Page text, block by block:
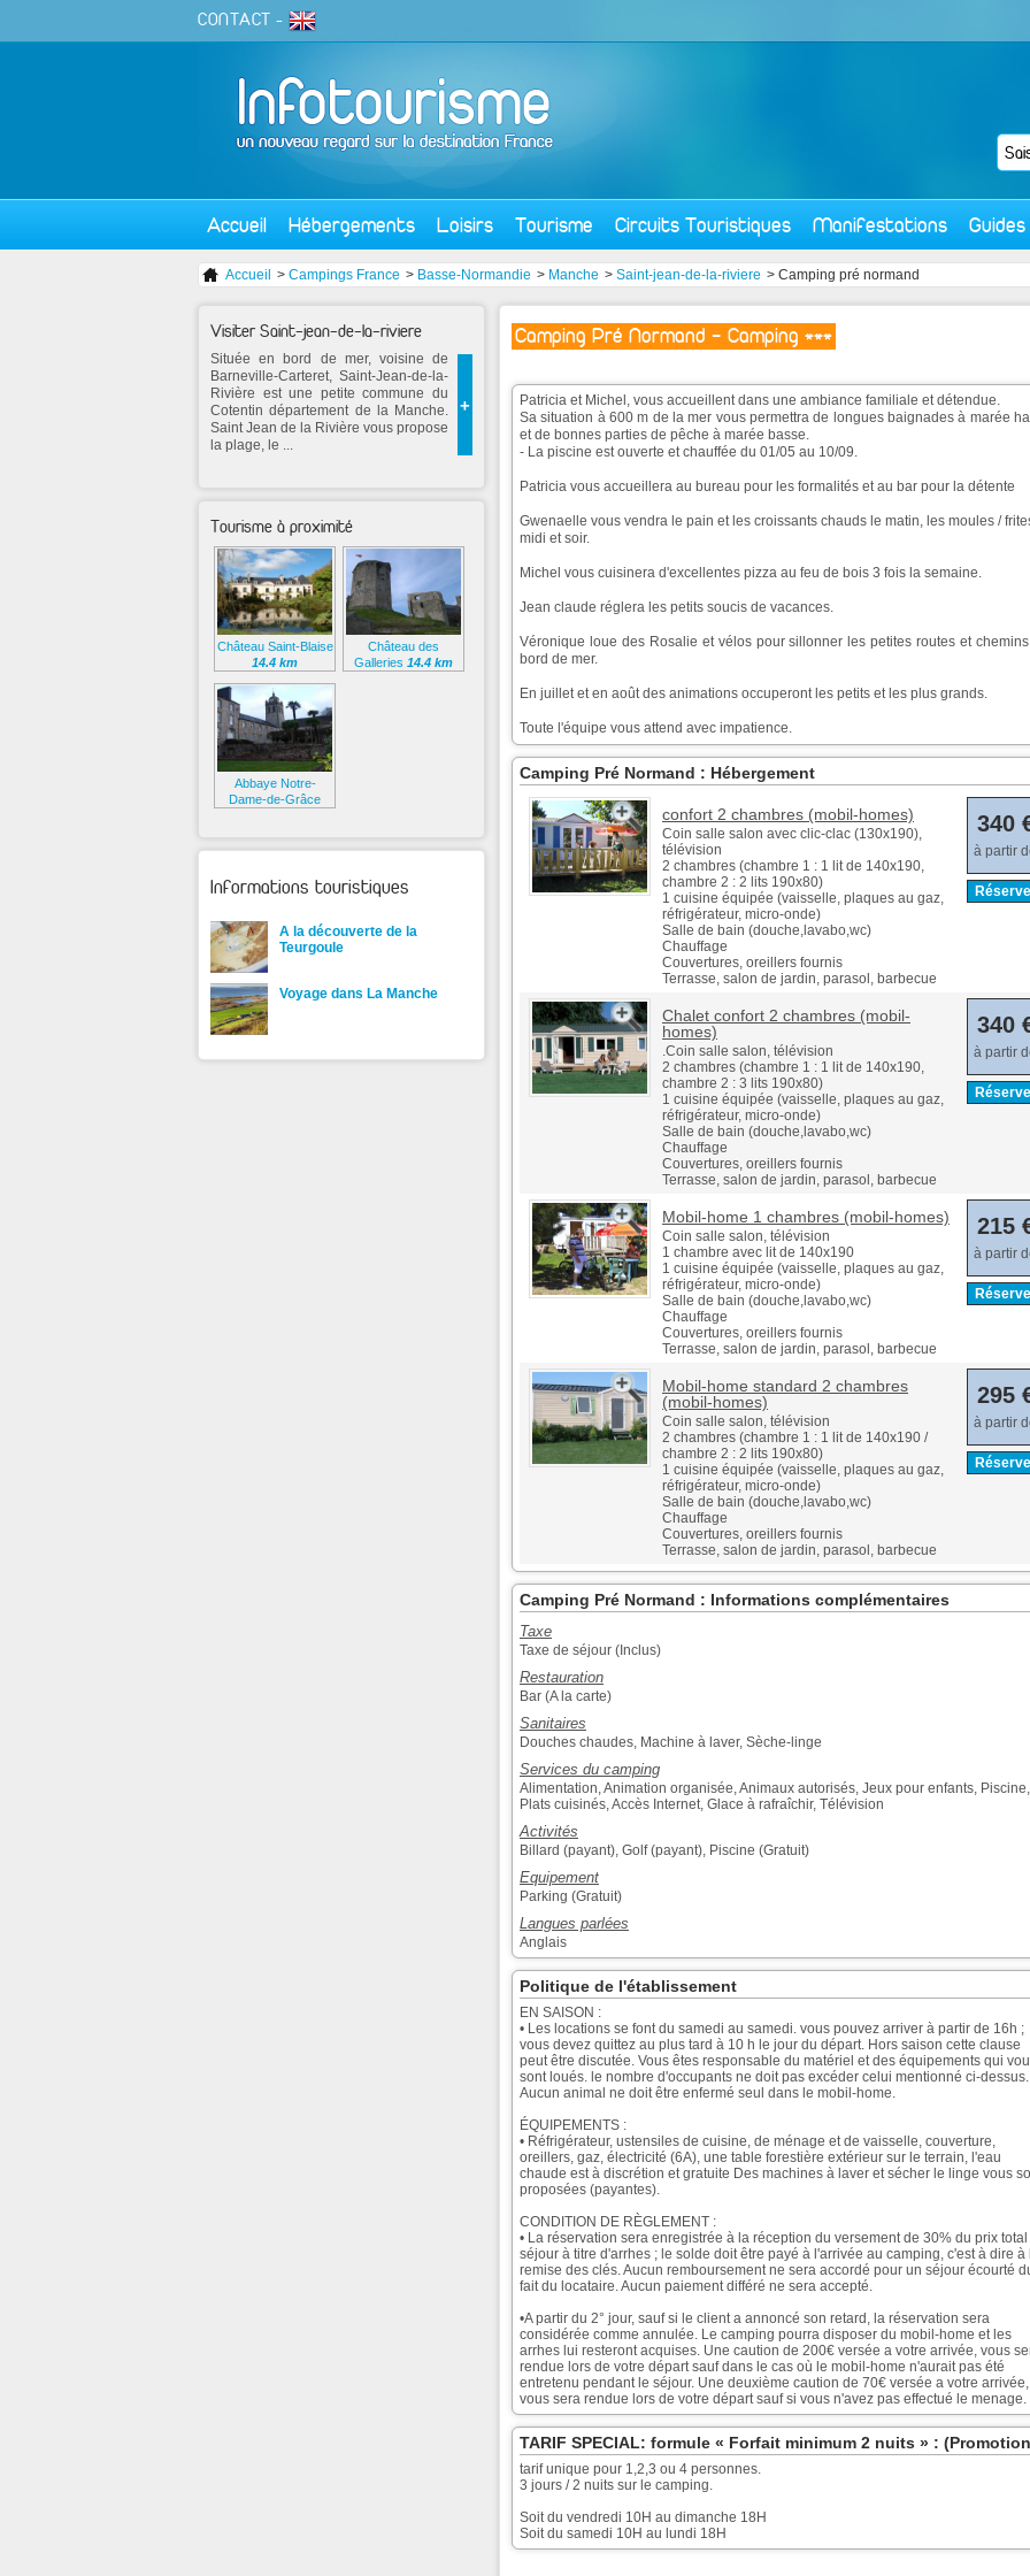
CONTACT -
Accueil Hébergements Loisirs Tourisme Circuits Touristiques Manifestations Guides
Accueil > Campings France > Basse-Normandie > Manche > Saint-jean-de-la-riviere > Camping pré normand
Camping Pré Normand - Camping ***
Patricia et Michel, vous accueillent dans une ambiance familiale et détendue.
Sa situation à 600 m de la mer vous permettra de longues baignades à marée
et de bonnes parties de pêche à marée basse.
- La piscine est ouverte et chauffée du 01/05 au 10/09.
Patricia vous accueillera au bureau pour les formalités et au bar pour la détente
Gwenaelle vous vendra le pain et les croissants chauds le matin, les moules /
midi et soir.
Michel vous cuisinera d'excellentes pizza au feu de bois 3 fois la semaine.
Jean claude réglera les petits soucis de vacances.
Véronique loue des Rosalie et vélos pour sillonner les petites routes et
bord de mer.
En juillet et en août des animations occuperont les petits et les plus grands.
Toute l'équipe vous attend avec impatience.
Camping Pré Normand : Hébergement
confort 2 chambres (mobil-homes)
Coin salle salon avec clic-clac (130x190),
télévision
2 chambres (chambre 1 : 1 lit de 140x190,
chambre 2 : 2 lits 190x80)
1 cuisine équipée (vaisselle, plaques au gaz,
réfrigérateur, micro-onde)
Salle de bain (douche,lavabo,wc)
Chauffage
Couvertures, oreillers fournis
Terrasse, salon de jardin, parasol, barbecue
340
à partir
Chalet confort 2 chambres (mobil-
homes)
.Coin salle salon, télévision
2 chambres (chambre 1 : 1 lit de 140x190,
chambre 2 : 3 lits 190x80)
1 cuisine équipée (vaisselle, plaques au gaz,
réfrigérateur, micro-onde)
Salle de bain (douche,lavabo,wc)
Chauffage
Couvertures, oreillers fournis
Terrasse, salon de jardin, parasol, barbecue
340
à partir
Mobil-home 1 chambres (mobil-homes)
Coin salle salon, télévision
1 chambre avec lit de 140x190
1 cuisine équipée (vaisselle, plaques au gaz,
réfrigérateur, micro-onde)
Salle de bain (douche,lavabo,wc)
Chauffage
Couvertures, oreillers fournis
Terrasse, salon de jardin, parasol, barbecue
215
à partir
Mobil-home standard 2 chambres
(mobil-homes)
Coin salle salon, télévision
2 chambres (chambre 1 : 1 lit de 140x190 /
chambre 2 : 2 lits 190x80)
1 cuisine équipée (vaisselle, plaques au gaz,
réfrigérateur, micro-onde)
Salle de bain (douche,lavabo,wc)
Chauffage
Couvertures, oreillers fournis
Terrasse, salon de jardin, parasol, barbecue
295
à partir
Camping Pré Normand : Informations complémentaires
Taxe
Taxe de séjour (Inclus)
Restauration
Bar (A la carte)
Sanitaires
Douches chaudes, Machine à laver, Sèche-linge
Services du camping
Alimentation, Animation organisée, Animaux autorisés, Jeux pour enfants, Piscine,
Plats cuisinés, Accès Internet, Glace à rafraîchir, Télévision
Activités
Billard (payant), Golf (payant), Piscine (Gratuit)
Equipement
Parking (Gratuit)
Langues parlées
Anglais
Politique de l'établissement
EN SAISON :
• Les locations se font du samedi au samedi. vous pouvez arriver à partir de 16h ;
vous devez quittez au plus tard à 10 h le jour du départ. Hors saison cette clause
peut être discutée. Vous êtes responsable du matériel et des équipements qui
sont loués. le nombre d'occupants ne doit pas excéder celui mentionné ci-dessus.
Aucun animal ne doit être enfermé seul dans le mobil-home.
ÉQUIPEMENTS :
• Réfrigérateur, ustensiles de cuisine, de ménage et de vaisselle, couverture,
oreillers, gaz, électricité (6A), une table forestière extérieur sur le terrain, l'eau
chaude est à discrétion et gratuite Des machines à laver et sécher le linge vous
proposées (payantes).
CONDITION DE RÈGLEMENT :
• La réservation sera enregistrée à la réception du versement de 30% du prix total
séjour à titre d'arrhes ; le solde doit être payé à l'arrivée au camping, c'est à dire à
remise des clés. Aucun remboursement ne sera accordé pour un séjour écourté
fait du locataire. Aucun paiement différé ne sera accepté.
•A partir du 2° jour, sauf si le client a annoncé son retard, la réservation sera
considérée comme annulée. Le camping pourra disposer du mobil-home et les
arrhes lui resteront acquises. Une caution de 200€ versée a votre arrivée, vous
rendue lors de votre départ sauf dans le cas où le mobil-home n'aurait pas été
entretenu pendant le séjour. Une deuxième caution de 70€ versée a votre arrivée,
vous sera rendue lors de votre départ sauf si vous n'avez pas effectué le menage.
TARIF SPECIAL: formule « Forfait minimum 2 nuits » :
tarif unique pour 1,2,3 ou 4 personnes.
3 jours / 2 nuits sur le camping.
Soit du vendredi 10H au dimanche 18H
Soit du samedi 10H au lundi 18H
Visiter Saint-jean-de-la-riviere
+
Située en bord de mer, voisine de
Barneville-Carteret, Saint-Jean-de-la-
Rivière est une petite commune du
Cotentin département de la Manche.
Saint Jean de la Rivière vous propose
la plage, le ...
Tourisme à proximité
Château Saint-Blaise
14.4 km
Château des
Galleries 14.4 km
Abbaye Notre-
Dame-de-Grâce
Informations touristiques
A la découverte de la
Teurgoule
Voyage dans La Manche